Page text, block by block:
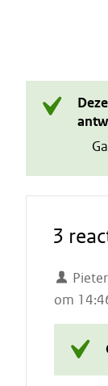
3
om